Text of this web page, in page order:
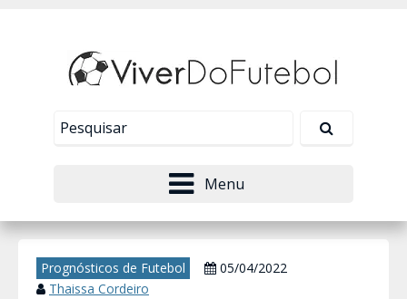
Menu
Prognósticos de Futebol
05/04/2022
Thaissa Cordeiro